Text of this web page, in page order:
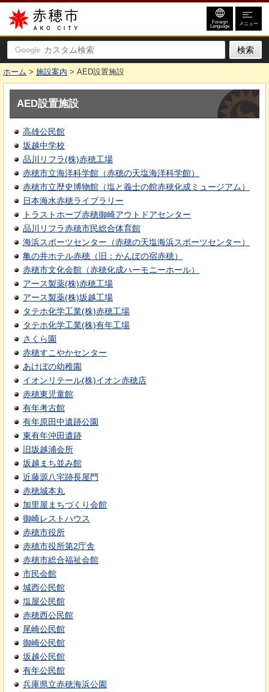
赤穂市
Foreign
Language メニュー
ホーム > 施設案内 > AED設置施設
AED設置施設
高雄公民館
坂越中学校
品川リフラ(株)赤穂工場
赤穂市立海洋科学館（赤穂の天塩海洋科学館）
赤穂市立歴史博物館（塩と義士の館赤穂化成ミュージアム）
日本海水赤穂ライブラリー
トラストホープ赤穂御崎アウトドアセンター
品川リフラ赤穂市民総合体育館
海浜スポーツセンター（赤穂の天塩海浜スポーツセンター）
亀の井ホテル赤穂（旧：かんぽの宿赤穂）
赤穂市文化会館（赤穂化成ハーモニーホール）
アース製薬(株)赤穂工場
アース製薬(株)坂越工場
タテホ化学工業(株)赤穂工場
タテホ化学工業(株)有年工場
さくら園
赤穂すこやかセンター
あけぼの幼稚園
イオンリテール(株)イオン赤穂店
赤穂東児童館
有年考古館
有年原田中遺跡公園
東有年沖田遺跡
旧坂越浦会所
坂越まち並み館
近藤源八宅跡長屋門
赤穂城本丸
加里屋まちづくり会館
御崎レストハウス
赤穂市役所
赤穂市役所第2庁舎
赤穂市総合福祉会館
市民会館
城西公民館
塩屋公民館
赤穂西公民館
尾崎公民館
御崎公民館
坂越公民館
有年公民館
兵庫県立赤穂海浜公園